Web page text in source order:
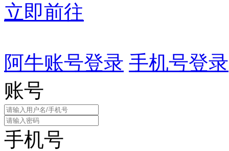
立即前往
阿牛账号登录 手机号登录
账号
手机号